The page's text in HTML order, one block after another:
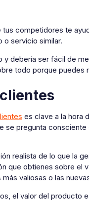
competidores te
o servicio similar.
debería ser fácil de
todo porque puedes
es clave a la hora
se pregunta
realista de lo que la
que obtienes sobre el
valiosas o las
el valor del producto